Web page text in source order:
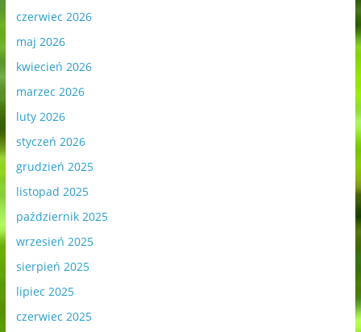
czerwiec 2026
maj 2026
kwiecień 2026
marzec 2026
luty 2026
styczeń 2026
grudzień 2025
listopad 2025
październik 2025
wrzesień 2025
sierpień 2025
lipiec 2025
czerwiec 2025